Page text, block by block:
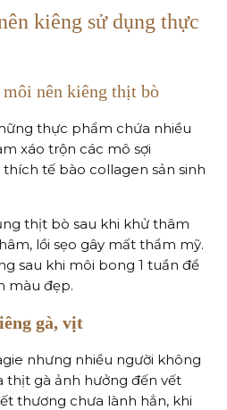
kiêng sử dụng thực
nên kiêng thịt bò
thực phẩm chứa nhiều
xáo trộn các mô sợi
tế bào collagen sản sinh
thịt bò sau khi khử thâm
lồi sẹo gây mất thẩm mỹ.
sau khi môi bong 1 tuần để
màu đẹp.
gà, vịt
nhưng nhiều người không
gà ảnh hưởng đến vết
thương chưa lành hẳn, khi